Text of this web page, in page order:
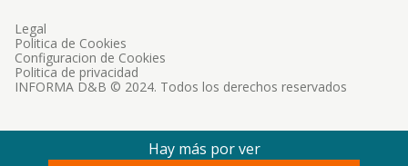
INFORMA D&B © 2024. Todos los derechos reservados
Legal
Politica de Cookies
Configuracion de Cookies
Politica de privacidad
Hay más por ver